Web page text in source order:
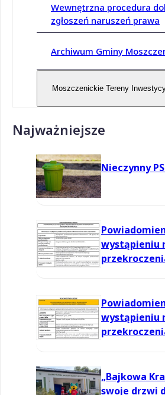
Wewnętrzna procedura
zgłoszeń naruszeń prawa
Archiwum Gminy
Moszczenickie Tereny
Najważniejsze
Nieczynny
wystąpieniu
wystąpieniu
„Bajkowa
swoje drzwi